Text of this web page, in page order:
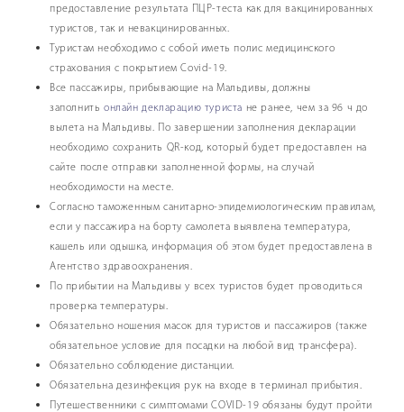
предоставление результата ПЦР-теста как для вакцинированных
туристов, так и невакцинированных.
Туристам необходимо с собой иметь полис медицинского
страхования с покрытием Covid-19.
Все пассажиры, прибывающие на Мальдивы, должны
заполнить онлайн декларацию туриста не ранее, чем за 96 ч до
вылета на Мальдивы. По завершении заполнения декларации
необходимо сохранить QR-код, который будет предоставлен на
сайте после отправки заполненной формы, на случай
необходимости на месте.
Согласно таможенным санитарно-эпидемиологическим правилам,
если у пассажира на борту самолета выявлена температура,
кашель или одышка, информация об этом будет предоставлена в
Агентство здравоохранения.
По прибытии на Мальдивы у всех туристов будет проводиться
проверка температуры.
Обязательно ношения масок для туристов и пассажиров (также
обязательное условие для посадки на любой вид трансфера).
Обязательно соблюдение дистанции.
Обязательна дезинфекция рук на входе в терминал прибытия.
Путешественники с симптомами COVID-19 обязаны будут пройти